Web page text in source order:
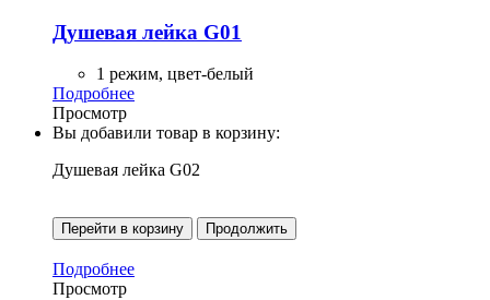
Душевая лейка G01
1 режим, цвет-белый
Подробнее
Просмотр
Вы добавили товар в корзину:
Душевая лейка G02
Перейти в корзину Продолжить
Подробнее
Просмотр